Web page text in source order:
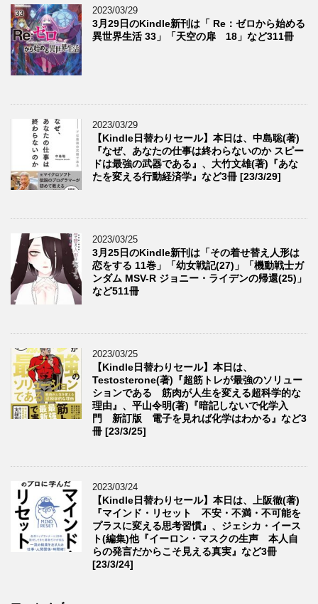
2023/03/29
3月29日のKindle新刊は「 Re：ゼロから始める
異世界生活 33」「天空の扉 18」など311冊
2023/03/29
【Kindle日替わりセール】本日は、中島聡(著)
『なぜ、あなたの仕事は終わらないのか スピー
ドは最強の武器である』、大竹文雄(著)『あな
たを変える行動経済学』など3冊 [23/3/29]
2023/03/25
3月25日のKindle新刊は「その着せ替え人形は
恋をする 11巻」「幼女戦記(27)」「機動戦士ガ
ンダム MSV-R ジョニー・ライデンの帰還(25)」
など511冊
2023/03/25
【Kindle日替わりセール】本日は、
Testosterone(著)『超筋トレが最強のソリュー
ションである 筋肉が人生を変える超科学的な
理由』、平山令明(著)『暗記しないで化学入
門 新訂版 電子を見れば化学はわかる』など3
冊 [23/3/25]
2023/03/24
【Kindle日替わりセール】本日は、上阪徹(著)
『マインド・リセット 不安・不満・不可能を
プラスに変える思考習慣』、ジェシカ・イース
ト(編集)他『イーロン・マスクの生声 本人自
らの発言だからこそ見える真実』など3冊
[23/3/24]